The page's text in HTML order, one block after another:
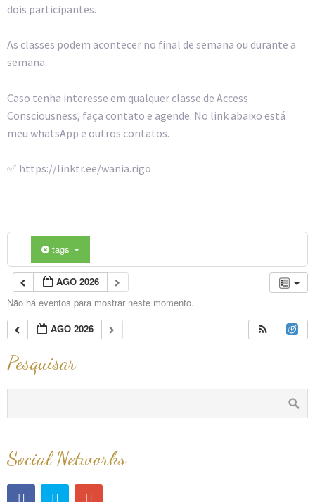
dois participantes.
As classes podem acontecer no final de semana ou durante a
semana.
Caso tenha interesse em qualquer classe de Access
Consciousness, faça contato e agende. No link abaixo está
meu whatsApp e outros contatos.
✅ https://linktr.ee/wania.rigo
tags
AGO 2026
Não há eventos para mostrar neste momento.
AGO 2026
Pesquisar
Social Networks